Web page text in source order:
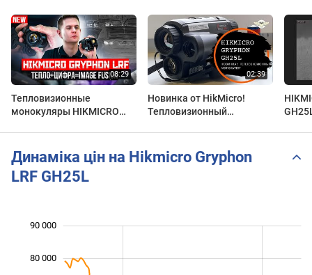
Тепловизионные
монокуляры HIKMICRO
оптического каналов
Новинка от HikMicro!
Тепловизионный
Динаміка цін на Hikmicro Gryphon
LRF GH25L
90 000
80 000